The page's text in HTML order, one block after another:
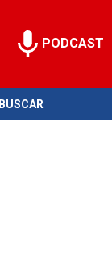
PODCAST
BUSCAR